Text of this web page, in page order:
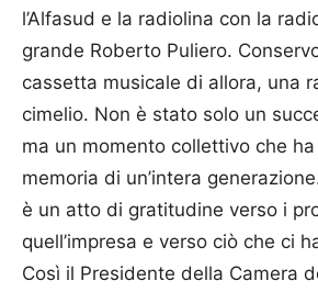
l’Alfasud e la radiolina con la
grande Roberto Puliero.
cassetta musicale di allora, una
cimelio. Non è stato solo un
ma un momento collettivo che
memoria di un’intera
è un atto di gratitudine verso i
quell’impresa e verso ciò che ci
Così il Presidente della Camera